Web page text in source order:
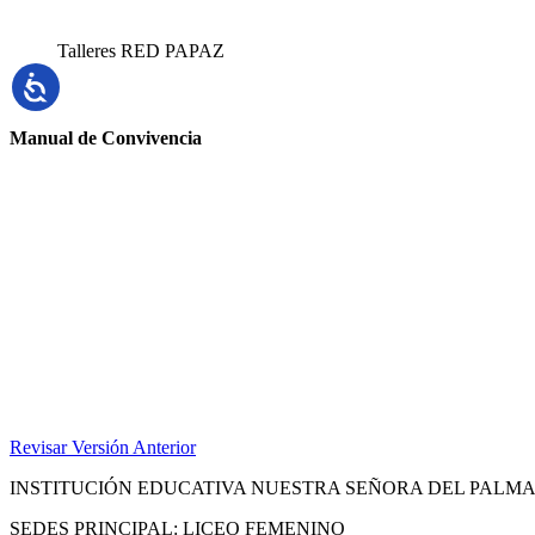
Talleres RED PAPAZ
Manual de Convivencia
Revisar Versión Anterior
INSTITUCIÓN EDUCATIVA NUESTRA SEÑORA DEL
SEDES PRINCIPAL: LICEO FEMENINO